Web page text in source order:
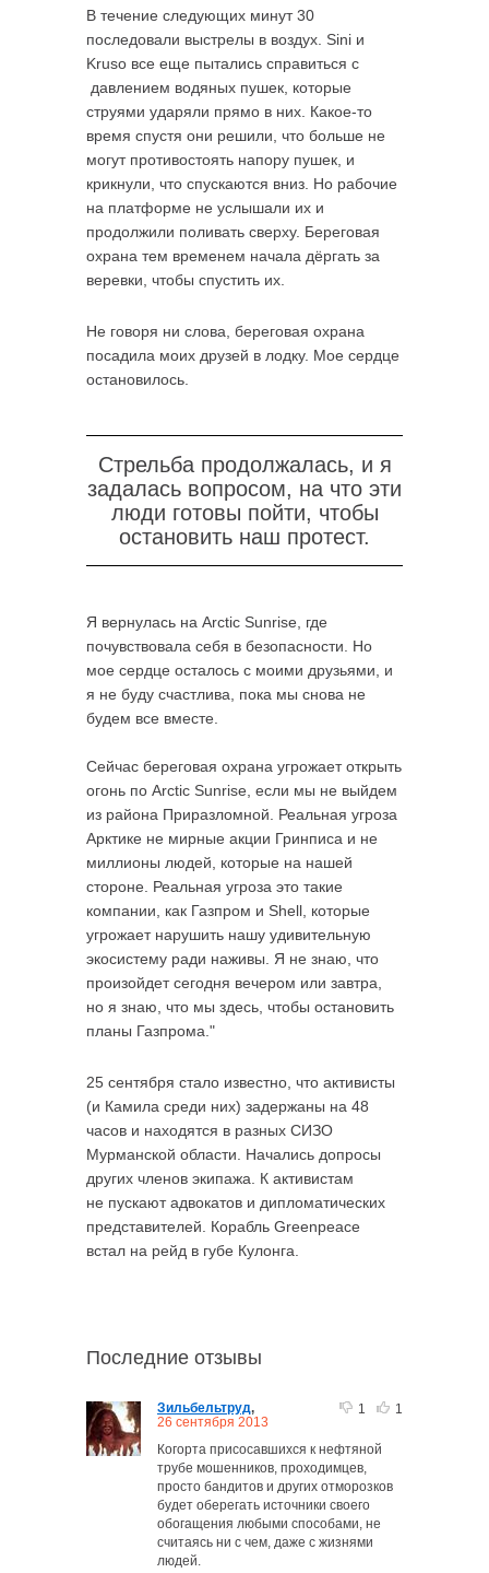
В течение следующих минут 30
последовали выстрелы в воздух. Sini и
Kruso все еще пытались справиться с
давлением водяных пушек, которые
струями ударяли прямо в них. Какое-то
время спустя они решили, что больше не
могут противостоять напору пушек, и
крикнули, что спускаются вниз. Но рабочие
на платформе не услышали их и
продолжили поливать сверху. Береговая
охрана тем временем начала дёргать за
веревки, чтобы спустить их.
Не говоря ни слова, береговая охрана
посадила моих друзей в лодку. Мое сердце
остановилось.
Стрельба продолжалась, и я
задалась вопросом, на что эти
люди готовы пойти, чтобы
остановить наш ​​протест.
Я вернулась на Arctic Sunrise, где
почувствовала себя в безопасности. Но
мое сердце осталось с моими друзьями, и
я не буду счастлива, пока мы снова не
будем все вместе.
Сейчас береговая охрана угрожает открыть
огонь по Arctic Sunrise, если мы не выйдем
из района Приразломной. Реальная угроза
Арктике не мирные акции Гринписа и не
миллионы людей, которые на нашей
стороне. Реальная угроза это такие
компании, как Газпром и Shell, которые
угрожает нарушить нашу удивительную
экосистему ради наживы. Я не знаю, что
произойдет сегодня вечером или завтра,
но я знаю, что мы здесь, чтобы остановить
планы Газпрома."
25 сентября стало известно, что активисты
(и Камила среди них) задержаны на 48
часов и находятся в разных СИЗО
Мурманской области. Начались допросы
других членов экипажа. К активистам
не пускают адвокатов и дипломатических
представителей. Корабль Greenpeace
встал на рейд в губе Кулонга.
Последние отзывы
1 1
Зильбельтруд,
26 сентября 2013
Когорта присосавшихся к нефтяной
трубе мошенников, проходимцев,
просто бандитов и других отморозков
будет оберегать источники своего
обогащения любыми способами, не
считаясь ни с чем, даже с жизнями
людей.